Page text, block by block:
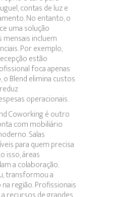
contas de luz e
No entanto, o
uma solução
mensais incluem
Por exemplo,
estão
foca apenas
Blend elimina custos
operacionais.
Coworking é outro
com mobiliário
Salas
para quem precisa
isso, áreas
a colaboração.
transformou a
região. Profissionais